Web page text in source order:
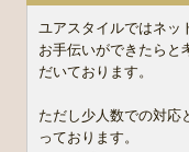
ユアスタイルではネッ
お手伝いができたらと
だいております。
ただし少人数での対応
っております。